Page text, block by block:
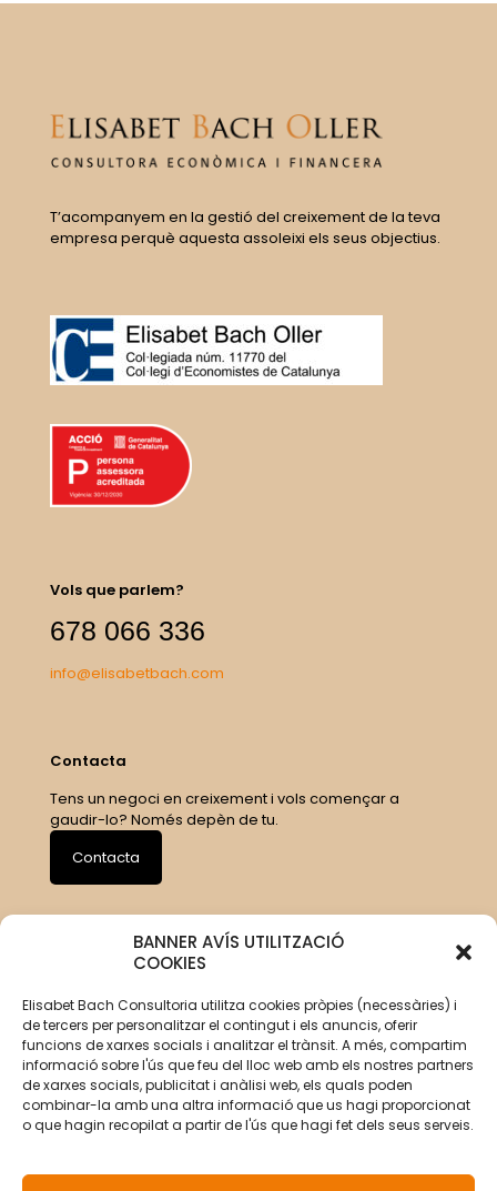
BANNER AVÍS UTILITZACIÓ
COOKIES
Elisabet Bach Consultoria utilitza cookies pròpies (necessàries) i
de tercers per personalitzar el contingut i els anuncis, oferir
funcions de xarxes socials i analitzar el trànsit. A més, compartim
informació sobre l'ús que feu del lloc web amb els nostres partners
de xarxes socials, publicitat i anàlisi web, els quals poden
combinar-la amb una altra informació que us hagi proporcionat
o que hagin recopilat a partir de l'ús que hagi fet dels seus serveis.
T’acompanyem en la gestió del creixement de la teva
empresa perquè aquesta assoleixi els seus objectius.
Vols que parlem?
678 066 336
info@elisabetbach.com
Contacta
Tens un negoci en creixement i vols començar a
gaudir-lo? Només depèn de tu.
Contacta